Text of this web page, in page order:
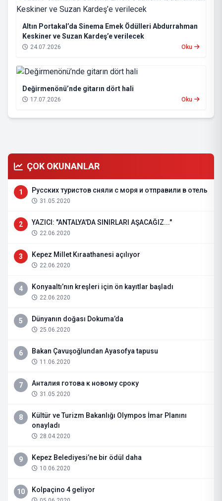
Altın Portakal’da Sinema Emek Ödülleri Abdurrahman
Keskiner ve Suzan Kardeş’e verilecek
24.07.2026 Oku
Değirmenönü’nde gitarın dört hali
17.07.2026 Oku
ÇOK OKUNANLAR
1 Русских туристов сняли с моря и отправили в отель
31.05.2020
2 YAZICI: "ANTALYA'DA SINIRLARI AŞACAĞIZ..."
22.06.2020
3 Kepez Millet Kıraathanesi açılıyor
22.06.2020
4 Konyaaltı’nın kreşleri için ön kayıtlar başladı
22.06.2020
5 Dünyanın doğası Dokuma’da
25.06.2020
6 Bakan Çavuşoğlundan Ayasofya tapusu
11.06.2020
7 Анталия готова к новому сроку
31.05.2020
8
Kültür ve Turizm Bakanlığı Olympos İmar Planını
onayladı
28.04.2020
9 Kepez Belediyesi’ne bir ödül daha
10.06.2020
10 Kolpaçino 4 geliyor